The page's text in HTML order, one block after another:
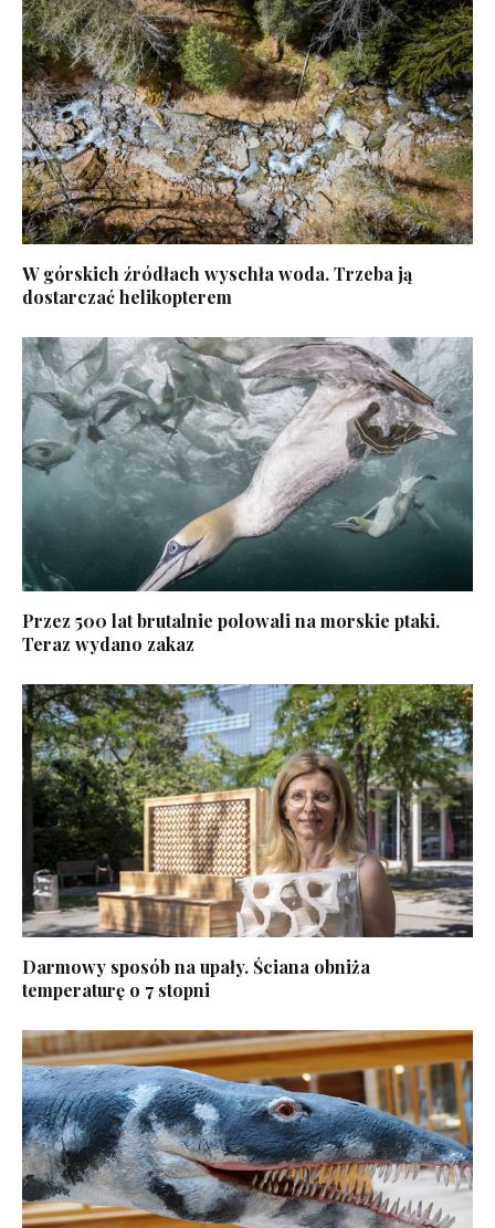
W górskich źródłach wyschła woda. Trzeba ją
dostarczać helikopterem
Przez 500 lat brutalnie polowali na morskie ptaki.
Teraz wydano zakaz
Darmowy sposób na upały. Ściana obniża
temperaturę o 7 stopni